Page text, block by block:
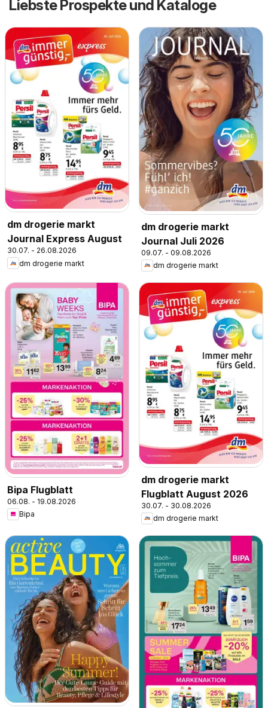
Liebste Prospekte und Kataloge
dm drogerie markt
Journal Express August
30.07. - 26.08.2026
dm drogerie markt
dm drogerie markt
Journal Juli 2026
09.07. - 09.08.2026
dm drogerie markt
Bipa Flugblatt
06.08. - 19.08.2026
Bipa
dm drogerie markt
Flugblatt August 2026
30.07. - 30.08.2026
dm drogerie markt